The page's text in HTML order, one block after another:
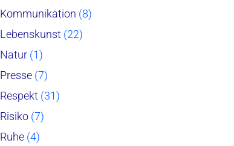
Kommunikation (8)
Lebenskunst (22)
Natur (1)
Presse (7)
Respekt (31)
Risiko (7)
Ruhe (4)